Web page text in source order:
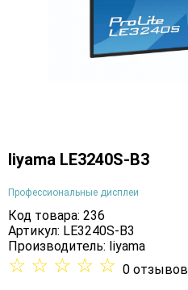
Iiyama LE3240S-B3
Профессиональные дисплеи
Код товара: 236
Артикул: LE3240S-B3
Производитель: Iiyama
☆ ☆ ☆ ☆ ☆ 0 отзывов